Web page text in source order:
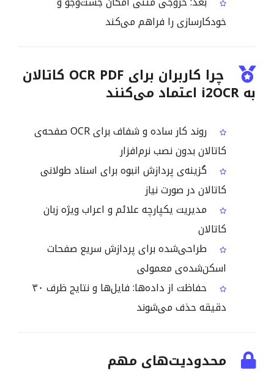
خودکارسازی را فراهم می‌کند
چرا کاربران برای OCR PDF کاتالان
به i2OCR اعتماد می‌کنند
روند کار ساده و شفاف برای OCR صفحه‌ی
کاتالان بدون نصب نرم‌افزار
گزینه‌ی پردازش انبوه برای اسناد طولانی
کاتالان در صورت نیاز
مدیریت یکپارچه علائم و اعراب ویژه زبان
کاتالان
طراحی‌شده برای پردازش سریع صفحات
اسکن‌شده‌ی معمولی
حفاظت از داده‌ها: فایل‌ها و نتایج ظرف ۳۰
دقیقه حذف می‌شوند
محدودیت‌های مهم